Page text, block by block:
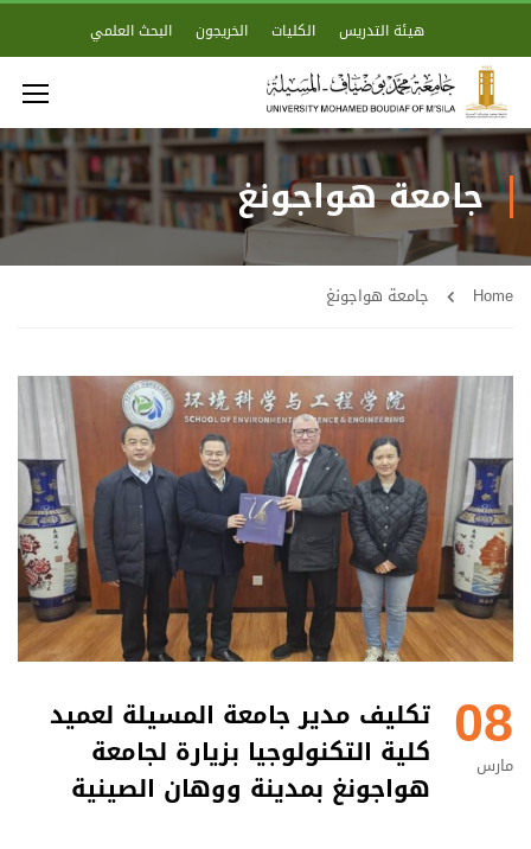
هيئة التدريس الكليات الخريجون البحث العلمي
جامعة هواجونغ
Home جامعة هواجونغ
08
مارس
تكليف مدير جامعة المسيلة لعميد
كلية التكنولوجيا بزيارة لجامعة
هواجونغ بمدينة ووهان الصينية